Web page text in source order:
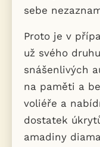
sebe
Proto je v
už svého
snášenlivých
na paměti a
voliéře a
dostatek
amadiny